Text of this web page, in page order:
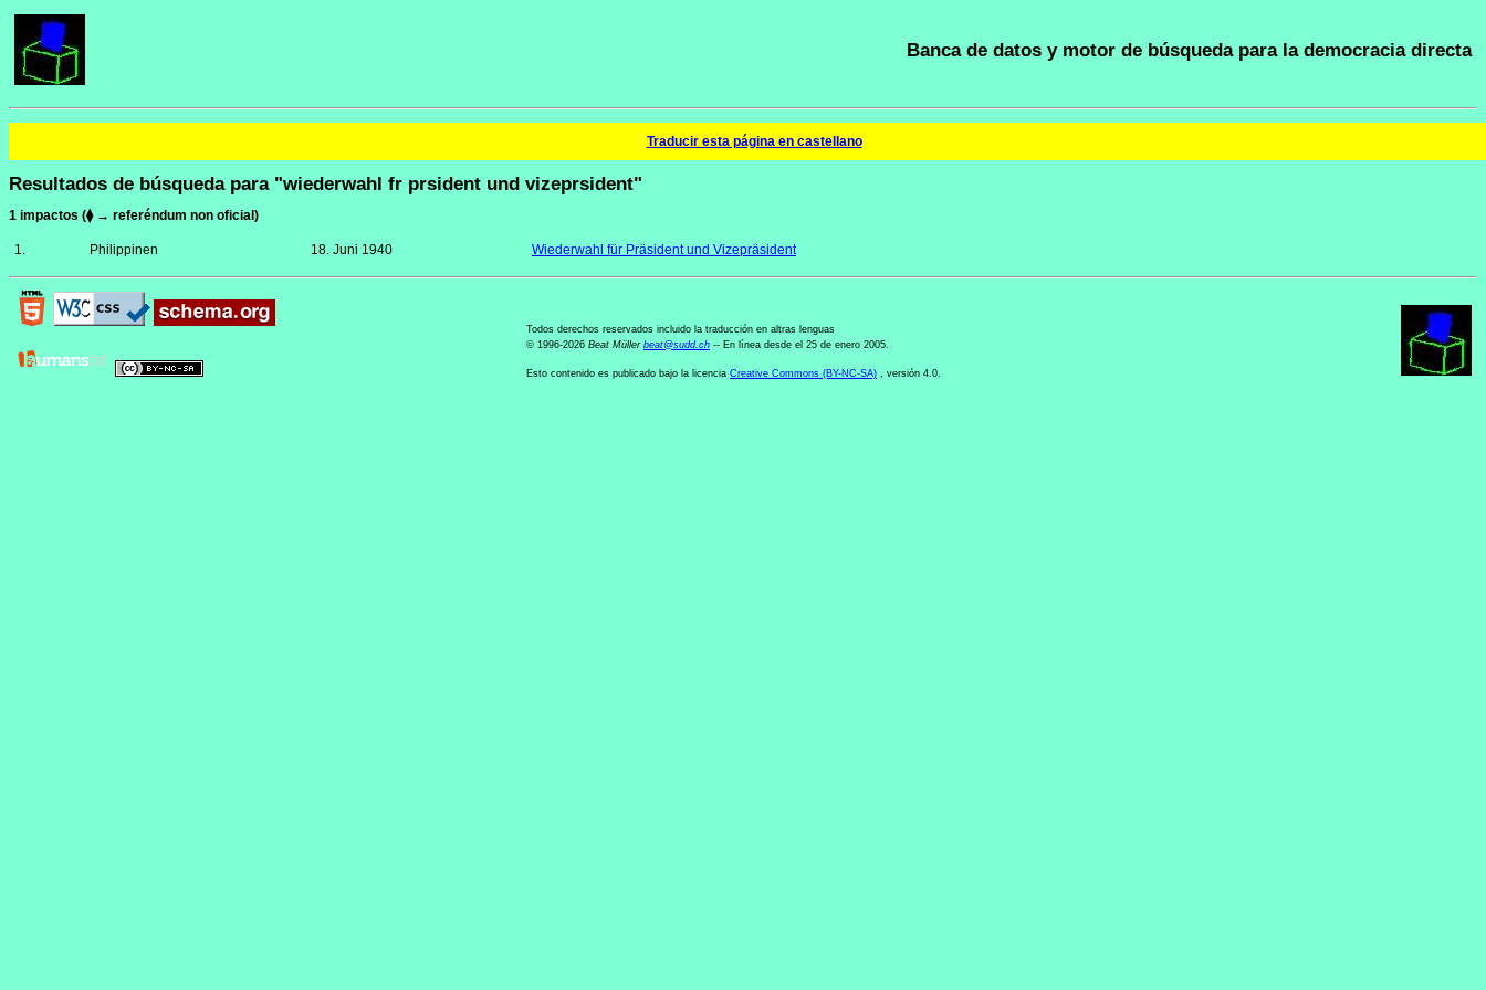
Banca de datos y motor de búsqueda para la democracia directa
Traducir esta página en castellano
Resultados de búsqueda para "wiederwahl fr prsident und vizeprsident"
1 impactos (⧫ → referéndum non oficial)
1. Philippinen 18. Juni 1940 Wiederwahl für Präsident und Vizepräsident
Todos derechos reservados incluido la traducción en altras lenguas
© 1996-2026 Beat Müller beat@sudd.ch -- En línea desde el 25 de enero 2005.
Esto contenido es publicado bajo la licencia Creative Commons (BY-NC-SA) , versión 4.0.